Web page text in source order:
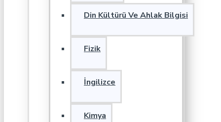
Din Kültürü Ve Ahlak Bilgisi
Fizik
İngilizce
Kimya